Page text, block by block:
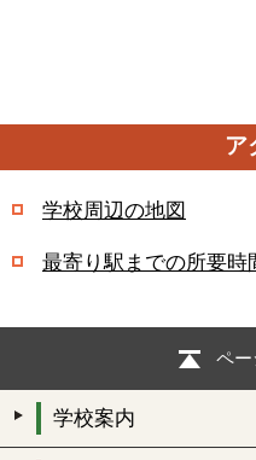
ア
学校周辺の地図
最寄り駅までの所要時
ペ
学校案内